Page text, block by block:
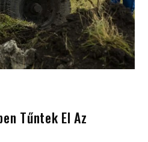
Tűntek El Az